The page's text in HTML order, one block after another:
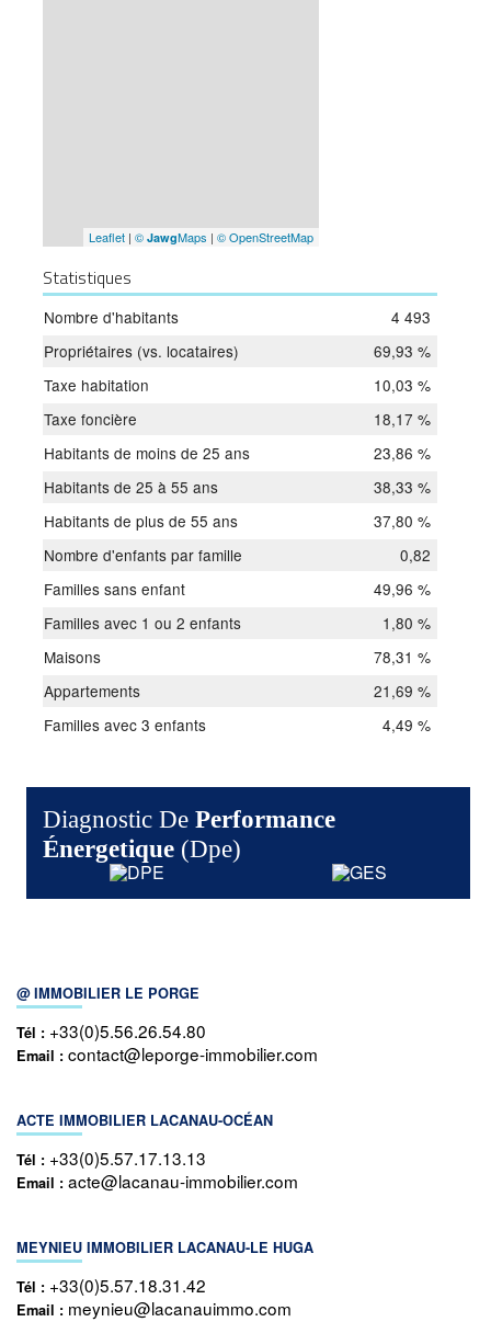
Leaflet| © JawgMaps | © OpenStreetMap
Statistiques
Nombre d'habitants
4 493
Propriétaires (vs. locataires)
69,93 %
Taxe habitation
10,03 %
Taxe foncière
18,17 %
Habitants de moins de 25 ans
23,86 %
Habitants de 25 à 55 ans
38,33 %
Habitants de plus de 55 ans
37,80 %
Nombre d'enfants par famille
0,82
Familles sans enfant
49,96 %
Familles avec 1 ou 2 enfants
1,80 %
Maisons
78,31 %
Appartements
21,69 %
Familles avec 3 enfants
4,49 %
Diagnostic De Performance
Énergetique (dpe)
@ IMMOBILIER LE PORGE
Tél : +33(0)5.56.26.54.80
Email : contact@leporge-immobilier.com
ACTE IMMOBILIER LACANAU-OCÉAN
Tél : +33(0)5.57.17.13.13
Email : acte@lacanau-immobilier.com
MEYNIEU IMMOBILIER LACANAU-LE HUGA
Tél : +33(0)5.57.18.31.42
Email : meynieu@lacanauimmo.com